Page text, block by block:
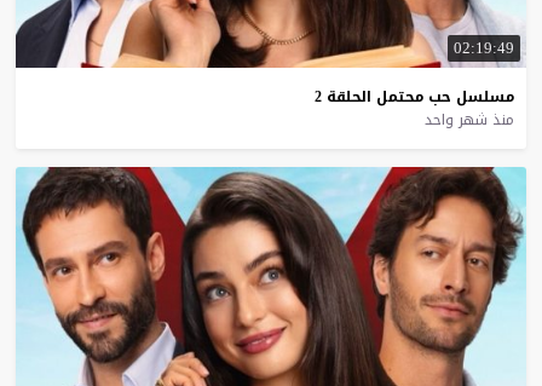
02:19:49
مسلسل حب محتمل الحلقة 2
منذ شهر واحد